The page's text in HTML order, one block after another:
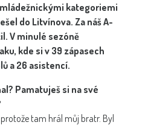
kategoriemi
do Litvínova. Za náš A-
V minulé sezóně
kde si v 39 zápasech
a 26 asistencí.
Pamatuješ si na své
tam hrál můj bratr. Byl